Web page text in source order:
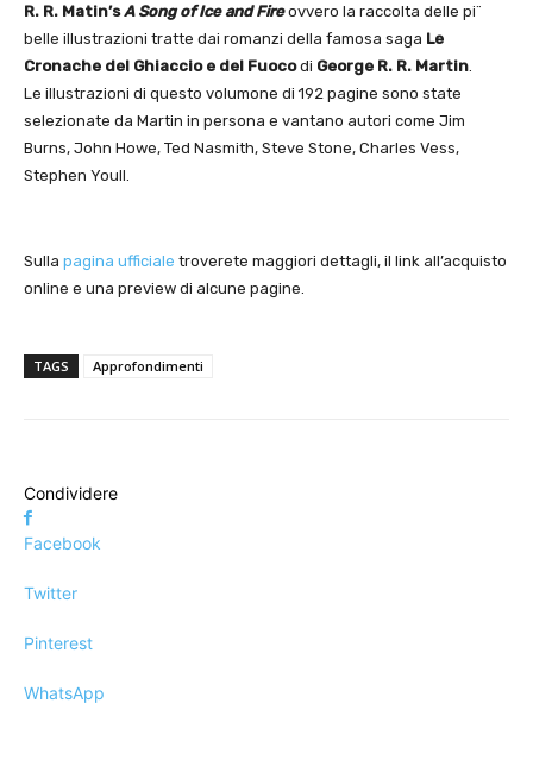
R. R. Matin’sA Song of Ice and Fireovvero la raccolta delle pi¨
belle illustrazioni tratte dai romanzi della famosa saga Le
Cronache del Ghiaccio e del Fuocodi George R. R. Martin.
Le illustrazioni di questo volumone di 192 pagine sono state
selezionate da Martin in persona e vantano autori come Jim
Burns, John Howe, Ted Nasmith, Steve Stone, Charles Vess,
Stephen Youll.
Sulla pagina ufficiale troverete maggiori dettagli, il link all’acquisto
online e una preview di alcune pagine.
TAGS Approfondimenti
Condividere
Facebook
Twitter
Pinterest
WhatsApp